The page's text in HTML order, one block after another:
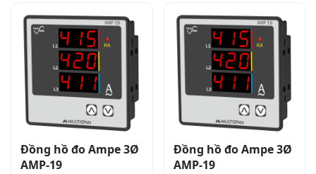
Đồng hồ đo Ampe 3Ø
AMP-19
Đồng hồ đo Ampe 3Ø
AMP-19